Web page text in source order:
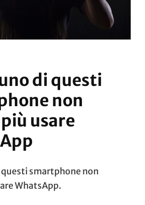
di questi
non
usare
questi smartphone non
WhatsApp.